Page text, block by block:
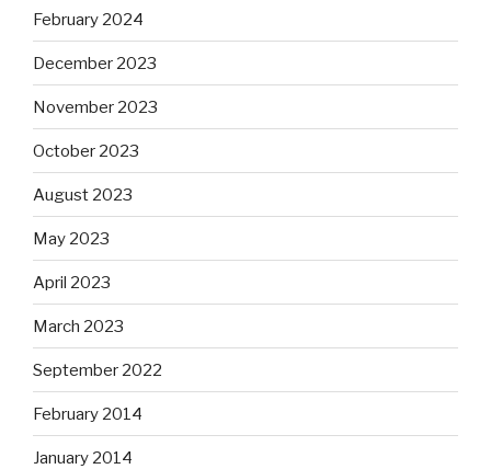
February 2024
December 2023
November 2023
October 2023
August 2023
May 2023
April 2023
March 2023
September 2022
February 2014
January 2014